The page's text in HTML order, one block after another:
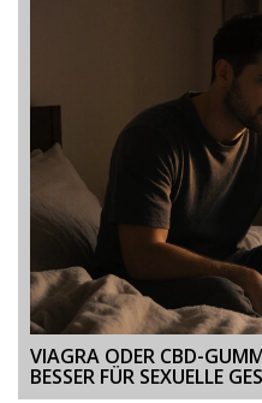
VIAGRA ODER CBD-
BESSER FÜR SEXUELLE
ENTSPANNUNG?